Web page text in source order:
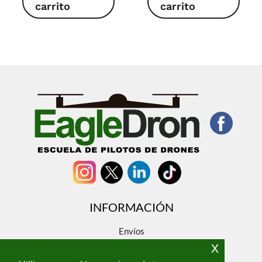
carrito
carrito
INFORMACIÓN
Envíos
Sobre nosotros
x